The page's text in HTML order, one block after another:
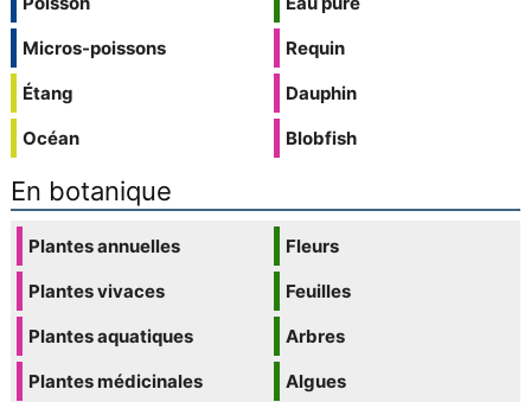
Micros-poissons
Étang
Océan
Requin
Dauphin
Blobfish
En botanique
Plantes annuelles
Plantes vivaces
Plantes aquatiques
Plantes médicinales
Fleurs
Feuilles
Arbres
Algues